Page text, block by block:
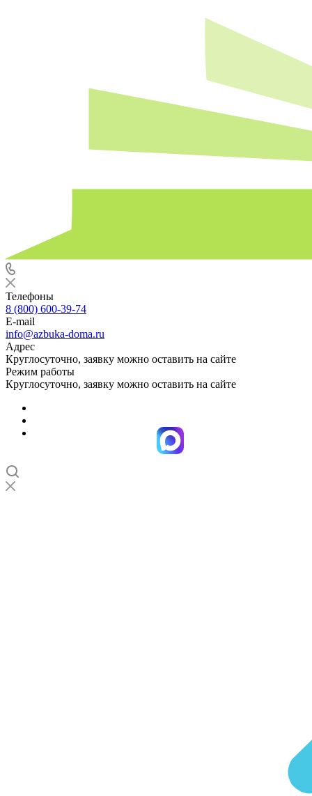
Телефоны
8 (800) 600-39-74
E-mail
info@azbuka-doma.ru
Адрес
Круглосуточно, заявку можно оставить на сайте
Режим работы
Круглосуточно, заявку можно оставить на сайте